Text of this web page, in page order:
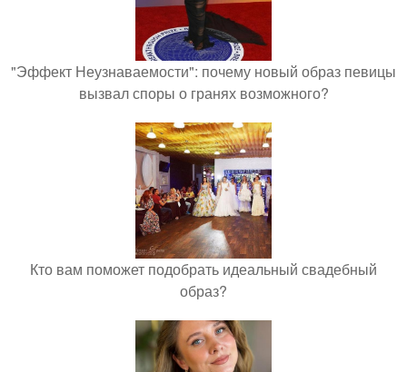
"Эффект Неузнаваемости": почему новый образ певицы
вызвал споры о гранях возможного?
Кто вам поможет подобрать идеальный свадебный
образ?